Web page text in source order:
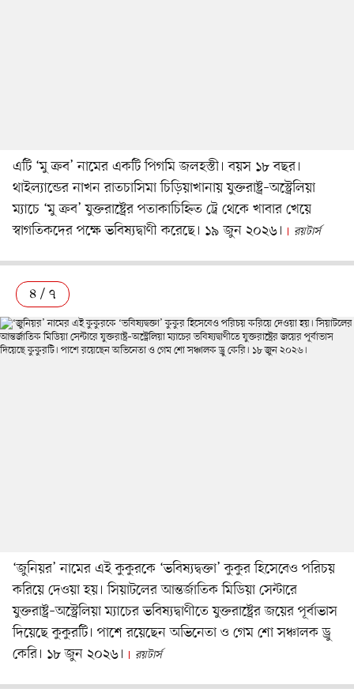
এটি ‘মু ক্রব’ নামের একটি পিগমি জলহস্তী। বয়স ১৮ বছর।
থাইল্যান্ডের নাখন রাতচাসিমা চিড়িয়াখানায় যুক্তরাষ্ট্র–অস্ট্রেলিয়া
ম্যাচে ‘মু ক্রব’ যুক্তরাষ্ট্রের পতাকাচিহ্নিত ট্রে থেকে খাবার খেয়ে
স্বাগতিকদের পক্ষে ভবিষ্যদ্বাণী করেছে। ১৯ জুন ২০২৬।
রয়টার্স
৪ / ৭
‘জুনিয়র’ নামের এই কুকুরকে ‘ভবিষ্যদ্বক্তা’ কুকুর হিসেবেও পরিচয়
করিয়ে দেওয়া হয়। সিয়াটলের আন্তর্জাতিক মিডিয়া সেন্টারে
যুক্তরাষ্ট্র–অস্ট্রেলিয়া ম্যাচের ভবিষ্যদ্বাণীতে যুক্তরাষ্ট্রের জয়ের পূর্বাভাস
দিয়েছে কুকুরটি। পাশে রয়েছেন অভিনেতা ও গেম শো সঞ্চালক ড্রু
কেরি। ১৮ জুন ২০২৬।
রয়টার্স